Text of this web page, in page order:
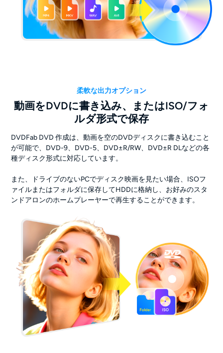
柔軟な出力オプション
動画をDVDに書き込み、またはISO/フォ
ルダ形式で保存
DVDFab DVD 作成は、動画を空のDVDディスクに書き込むこと
が可能で、DVD-9、DVD-5、DVD±R/RW、DVD±R DLなどの各
種ディスク形式に対応しています。
また、ドライブのないPCでディスク映画を見たい場合、ISOフ
ァイルまたはフォルダに保存してHDDに格納し、お好みのスタ
ンドアロンのホームプレーヤーで再生することができます。